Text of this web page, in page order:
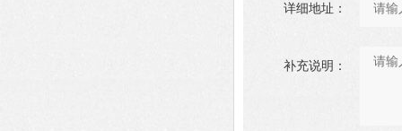
详细地址：
补充说明：